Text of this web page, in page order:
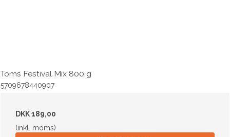
Toms Festival Mix 800 g
5709678440907
DKK 189,00
(inkl. moms)